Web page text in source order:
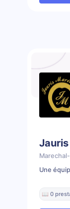
Une
📖 0